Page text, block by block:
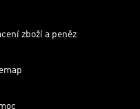
zboží a peněz